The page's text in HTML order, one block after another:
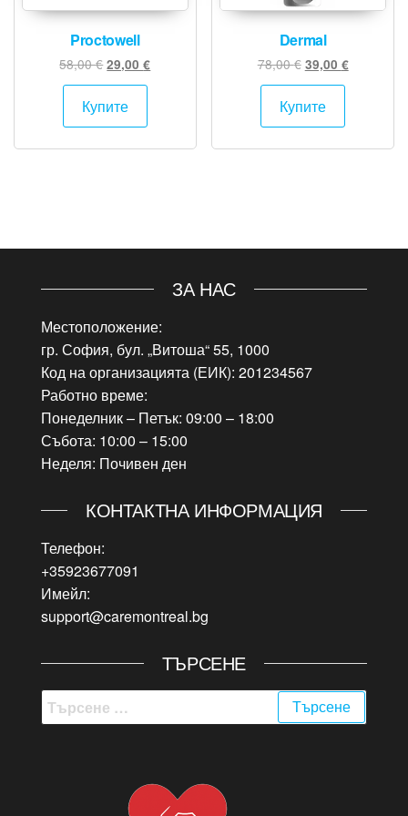
Proctowell
58,00€Original
price
was:
29,00€Текущата
Купите
Dermal
78,00€ Original
price
was:
39,00 €Текущата
Купите
ЗА НАС
Местоположение:
гр. София, бул. „Витоша“ 55, 1000
Код на организацията (ЕИК): 201234567
Работно време:
Понеделник – Петък: 09:00 – 18:00
Събота: 10:00 – 15:00
Неделя: Почивен ден
КОНТАКТНА ИНФОРМАЦИЯ
Телефон:
+35923677091
Имейл:
support@caremontreal.bg
ТЪРСЕНЕ
Търсене
за: